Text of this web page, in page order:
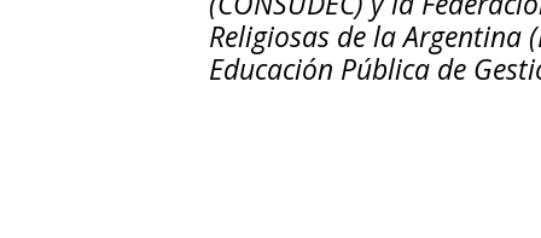
Religiosas de la Argentina
Educación Pública de